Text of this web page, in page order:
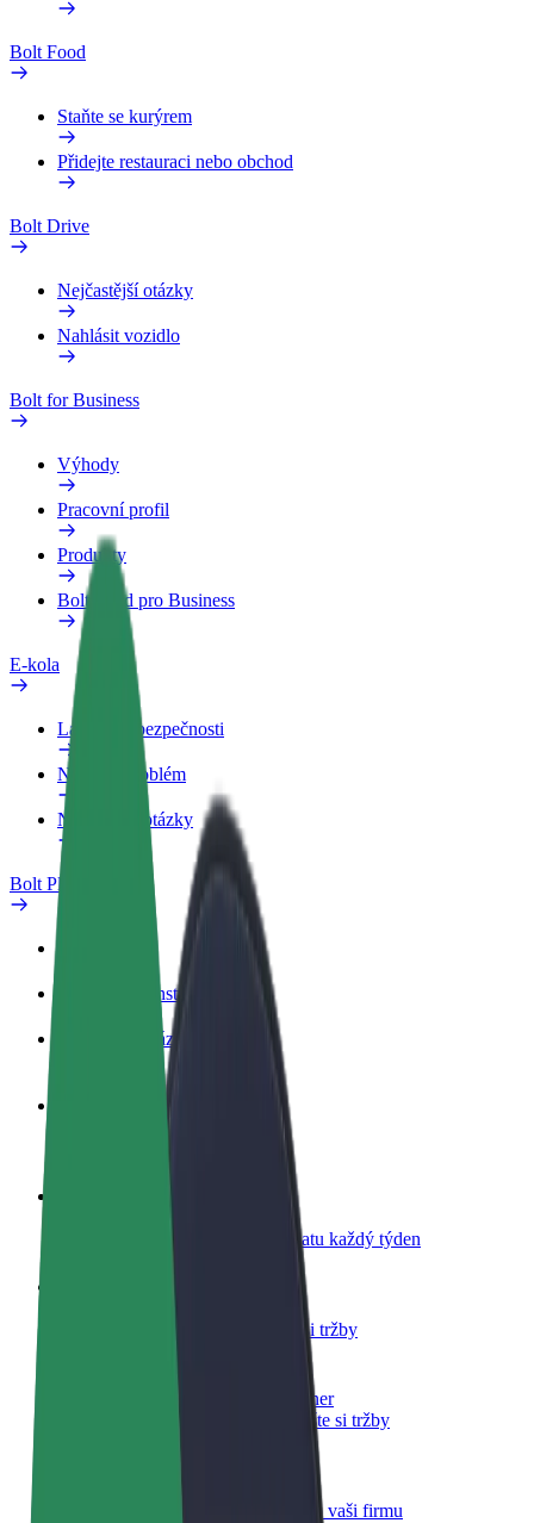
Bolt Food
Staňte se kurýrem
Přidejte restauraci nebo obchod
Bolt Drive
Nejčastější otázky
Nahlásit vozidlo
Bolt for Business
Výhody
Pracovní profil
Produkty
Bolt Food pro Business
E-kola
Laboratoř bezpečnosti
Nahlásit problém
Nejčastější otázky
Bolt Plus
Jak získat členství
Nejčastější otázky
Staňte se řidičem
Doručujte jídlo a dostávejte výplatu každý týden
Oslovte více zákazníků a zvyšte si tržby
Zaregistrujte se jako flotilový partner
Přidejte svou flotilu k Boltu a zvyšte si tržby
Bolt for Business
Produkty a služby Boltu přesně pro vaši firmu